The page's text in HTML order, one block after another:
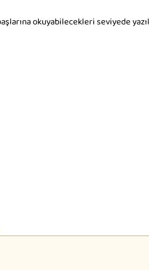
okuyabilecekleri seviyede